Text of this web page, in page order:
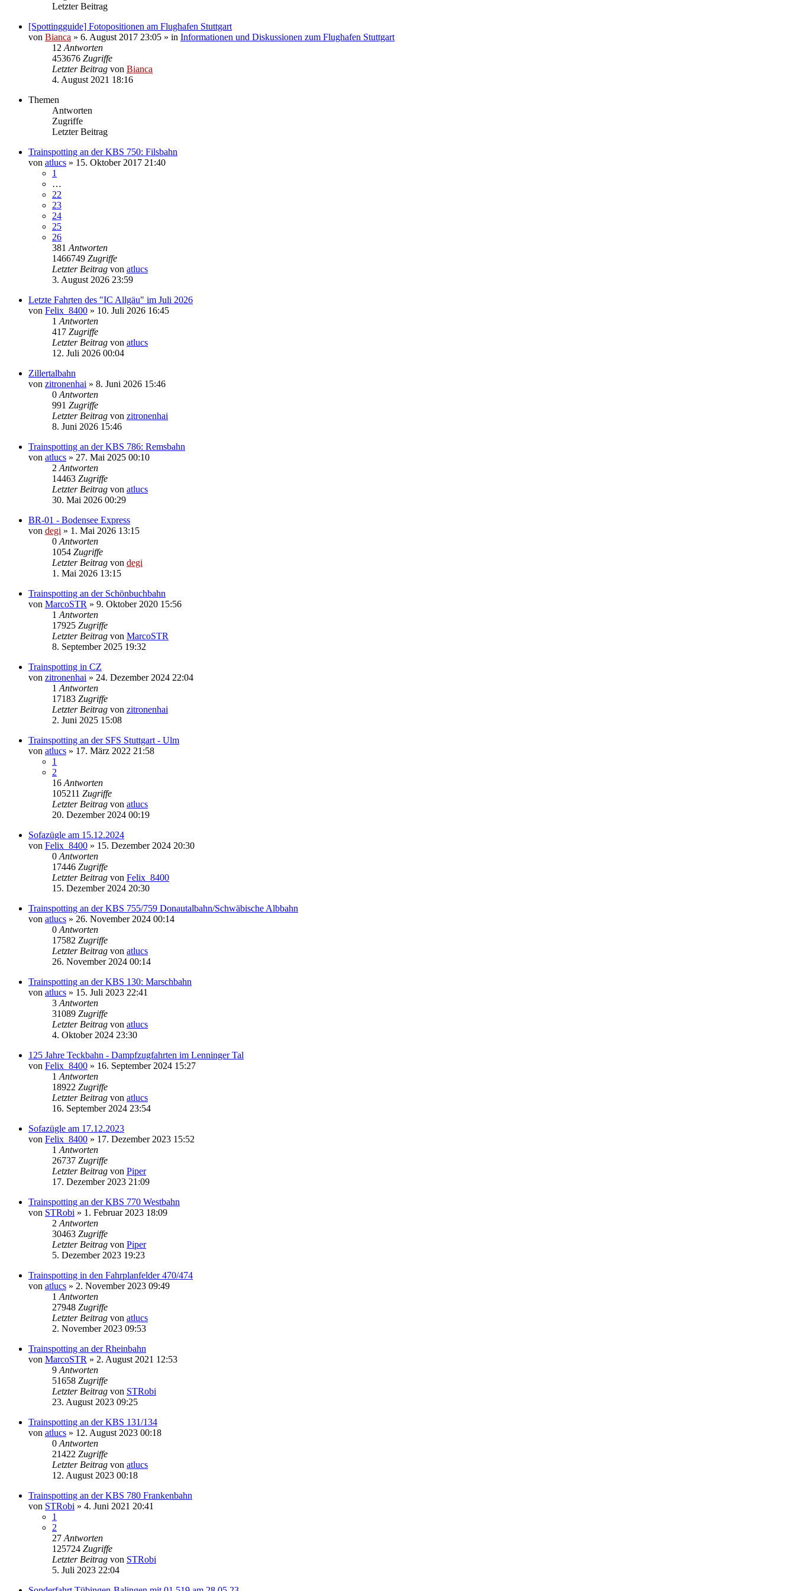
Letzter Beitrag
[Spottingguide] Fotopositionen am Flughafen Stuttgart
von Bianca » 6. August 2017 23:05 » in Informationen und Diskussionen zum Flughafen Stuttgart
12 Antworten
453676 Zugriffe
Letzter Beitrag von Bianca
4. August 2021 18:16
Themen
Antworten
Zugriffe
Letzter Beitrag
Trainspotting an der KBS 750: Filsbahn
von atlucs » 15. Oktober 2017 21:40
1
…
22
23
24
25
26
381 Antworten
1466749 Zugriffe
Letzter Beitrag von atlucs
3. August 2026 23:59
Letzte Fahrten des "IC Allgäu" im Juli 2026
von Felix_8400 » 10. Juli 2026 16:45
1 Antworten
417 Zugriffe
Letzter Beitrag von atlucs
12. Juli 2026 00:04
Zillertalbahn
von zitronenhai » 8. Juni 2026 15:46
0 Antworten
991 Zugriffe
Letzter Beitrag von zitronenhai
8. Juni 2026 15:46
Trainspotting an der KBS 786: Remsbahn
von atlucs » 27. Mai 2025 00:10
2 Antworten
14463 Zugriffe
Letzter Beitrag von atlucs
30. Mai 2026 00:29
BR-01 - Bodensee Express
von degi » 1. Mai 2026 13:15
0 Antworten
1054 Zugriffe
Letzter Beitrag von degi
1. Mai 2026 13:15
Trainspotting an der Schönbuchbahn
von MarcoSTR » 9. Oktober 2020 15:56
1 Antworten
17925 Zugriffe
Letzter Beitrag von MarcoSTR
8. September 2025 19:32
Trainspotting in CZ
von zitronenhai » 24. Dezember 2024 22:04
1 Antworten
17183 Zugriffe
Letzter Beitrag von zitronenhai
2. Juni 2025 15:08
Trainspotting an der SFS Stuttgart - Ulm
von atlucs » 17. März 2022 21:58
1
2
16 Antworten
105211 Zugriffe
Letzter Beitrag von atlucs
20. Dezember 2024 00:19
Sofazügle am 15.12.2024
von Felix_8400 » 15. Dezember 2024 20:30
0 Antworten
17446 Zugriffe
Letzter Beitrag von Felix_8400
15. Dezember 2024 20:30
Trainspotting an der KBS 755/759 Donautalbahn/Schwäbische Albbahn
von atlucs » 26. November 2024 00:14
0 Antworten
17582 Zugriffe
Letzter Beitrag von atlucs
26. November 2024 00:14
Trainspotting an der KBS 130: Marschbahn
von atlucs » 15. Juli 2023 22:41
3 Antworten
31089 Zugriffe
Letzter Beitrag von atlucs
4. Oktober 2024 23:30
125 Jahre Teckbahn - Dampfzugfahrten im Lenninger Tal
von Felix_8400 » 16. September 2024 15:27
1 Antworten
18922 Zugriffe
Letzter Beitrag von atlucs
16. September 2024 23:54
Sofazügle am 17.12.2023
von Felix_8400 » 17. Dezember 2023 15:52
1 Antworten
26737 Zugriffe
Letzter Beitrag von Piper
17. Dezember 2023 21:09
Trainspotting an der KBS 770 Westbahn
von STRobi » 1. Februar 2023 18:09
2 Antworten
30463 Zugriffe
Letzter Beitrag von Piper
5. Dezember 2023 19:23
Trainspotting in den Fahrplanfelder 470/474
von atlucs » 2. November 2023 09:49
1 Antworten
27948 Zugriffe
Letzter Beitrag von atlucs
2. November 2023 09:53
Trainspotting an der Rheinbahn
von MarcoSTR » 2. August 2021 12:53
9 Antworten
51658 Zugriffe
Letzter Beitrag von STRobi
23. August 2023 09:25
Trainspotting an der KBS 131/134
von atlucs » 12. August 2023 00:18
0 Antworten
21422 Zugriffe
Letzter Beitrag von atlucs
12. August 2023 00:18
Trainspotting an der KBS 780 Frankenbahn
von STRobi » 4. Juni 2021 20:41
1
2
27 Antworten
125724 Zugriffe
Letzter Beitrag von STRobi
5. Juli 2023 22:04